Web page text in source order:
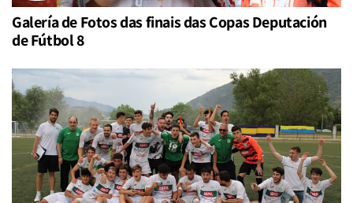
Galería de Fotos das finais das Copas Deputación
de Fútbol 8